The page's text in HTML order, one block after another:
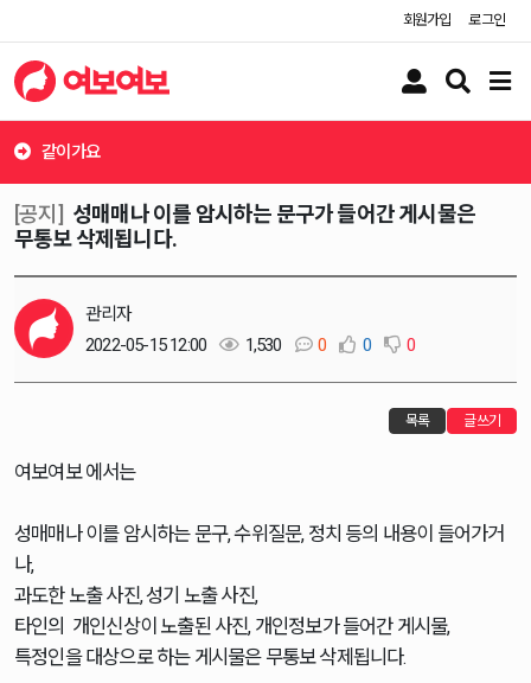
회원가입 로그인
유
버
검
버
메
버
같이가요
[공지] 성매매나 이를 암시하는 문구가 들어간 게시물은
무통보 삭제됩니다.
관리자
2022-05-15 12:00
1,530 0 0 0
목록 글쓰기
여보여보 에서는
성매매나 이를 암시하는 문구, 수위질문, 정치 등의 내용이 들어가거
나,
과도한 노출 사진, 성기 노출 사진,
타인의 개인신상이 노출된 사진, 개인정보가 들어간 게시물,
특정인을 대상으로 하는 게시물은 무통보 삭제됩니다.